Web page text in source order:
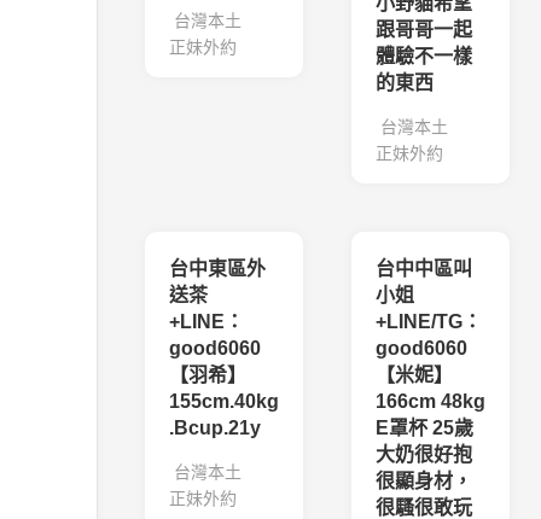
台灣本土
正妹外約
跟哥哥一起
體驗不一樣
的東西
台灣本土
正妹外約
台中東區外
送茶
+LINE：
good6060
【羽希】
155cm.40kg
.Bcup.21y
台灣本土
正妹外約
台中中區叫
小姐
+LINE/TG：
good6060
【米妮】
166cm 48kg
E罩杯 25歲
大奶很好抱
很顯身材，
很騷很敢玩